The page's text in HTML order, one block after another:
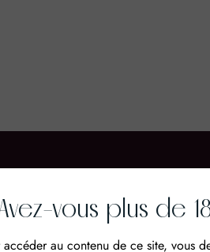
vous plus de
accéder au contenu de ce site, vous